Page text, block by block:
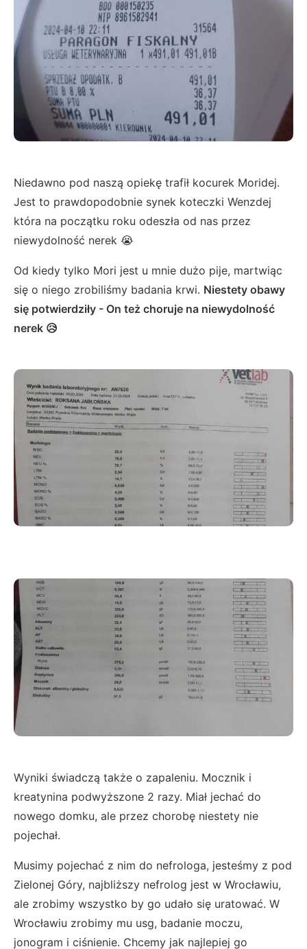
Niedawno pod naszą opiekę trafił kocurek Moridej.
Jest to prawdopodobnie synek koteczki Wenzdej
która na początku roku odeszła od nas przez
niewydolność nerek 😭
Od kiedy tylko Mori jest u mnie dużo pije, martwiąc
się o niego zrobiliśmy badania krwi. Niestety obawy
się potwierdziły - On też choruje na niewydolność
nerek 😥
Wyniki świadczą także o zapaleniu. Mocznik i
kreatynina podwyższone 2 razy. Miał jechać do
nowego domku, ale przez chorobę niestety nie
pojechał.
Musimy pojechać z nim do nefrologa, jesteśmy z pod
Zielonej Góry, najbliższy nefrolog jest w Wrocławiu,
ale zrobimy wszystko by go udało się uratować. W
Wrocławiu zrobimy mu usg, badanie moczu,
jonogram i ciśnienie. Chcemy jak najlepiej go